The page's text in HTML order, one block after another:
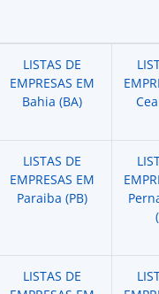
LISTAS DE
EMPRESAS EM
Bahia (BA)
LISTAS DE
EMPRESAS EM
Paraiba (PB)
LISTAS DE